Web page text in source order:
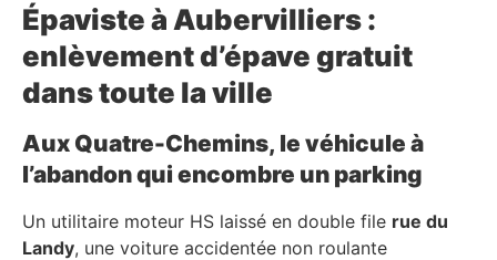
Épaviste à Aubervilliers :
enlèvement d’épave gratuit
dans toute la ville
Aux Quatre-Chemins, le véhicule à
l’abandon qui encombre un parking
Un utilitaire moteur HS laissé en double file rue du
Landy, une voiture accidentée non roulante